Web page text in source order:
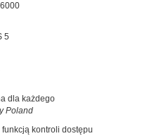
5
dla każdego
Poland
kontroli dostępu